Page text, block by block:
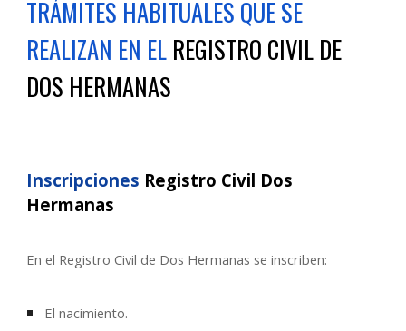
TRÁMITES HABITUALES QUE SE
REALIZAN EN EL REGISTRO CIVIL DE
DOS HERMANAS
Inscripciones Registro Civil Dos
Hermanas
En el Registro Civil de Dos Hermanas se inscriben:
El nacimiento.